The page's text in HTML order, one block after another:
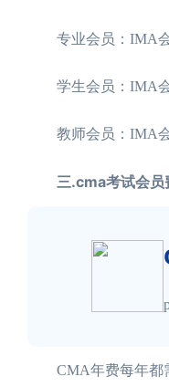
专业会员：IMA会
学生会员：IMA会
教师会员：IMA会
三.cma考试会员
CMA年费每年都需